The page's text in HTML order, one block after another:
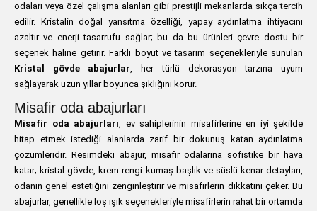
odaları veya özel çalışma alanları gibi prestijli mekanlarda sıkça tercih
edilir. Kristalin doğal yansıtma özelliği, yapay aydınlatma ihtiyacını
azaltır ve enerji tasarrufu sağlar; bu da bu ürünleri çevre dostu bir
seçenek haline getirir. Farklı boyut ve tasarım seçenekleriyle sunulan
Kristal gövde abajurlar, her türlü dekorasyon tarzına uyum
sağlayarak uzun yıllar boyunca şıklığını korur.
Misafir oda abajurları
Misafir oda abajurları, ev sahiplerinin misafirlerine en iyi şekilde
hitap etmek istediği alanlarda zarif bir dokunuş katan aydınlatma
çözümleridir. Resimdeki abajur, misafir odalarına sofistike bir hava
katar; kristal gövde, krem rengi kumaş başlık ve süslü kenar detayları,
odanın genel estetiğini zenginleştirir ve misafirlerin dikkatini çeker. Bu
abajurlar, genellikle loş ışık seçenekleriyle misafirlerin rahat bir ortamda